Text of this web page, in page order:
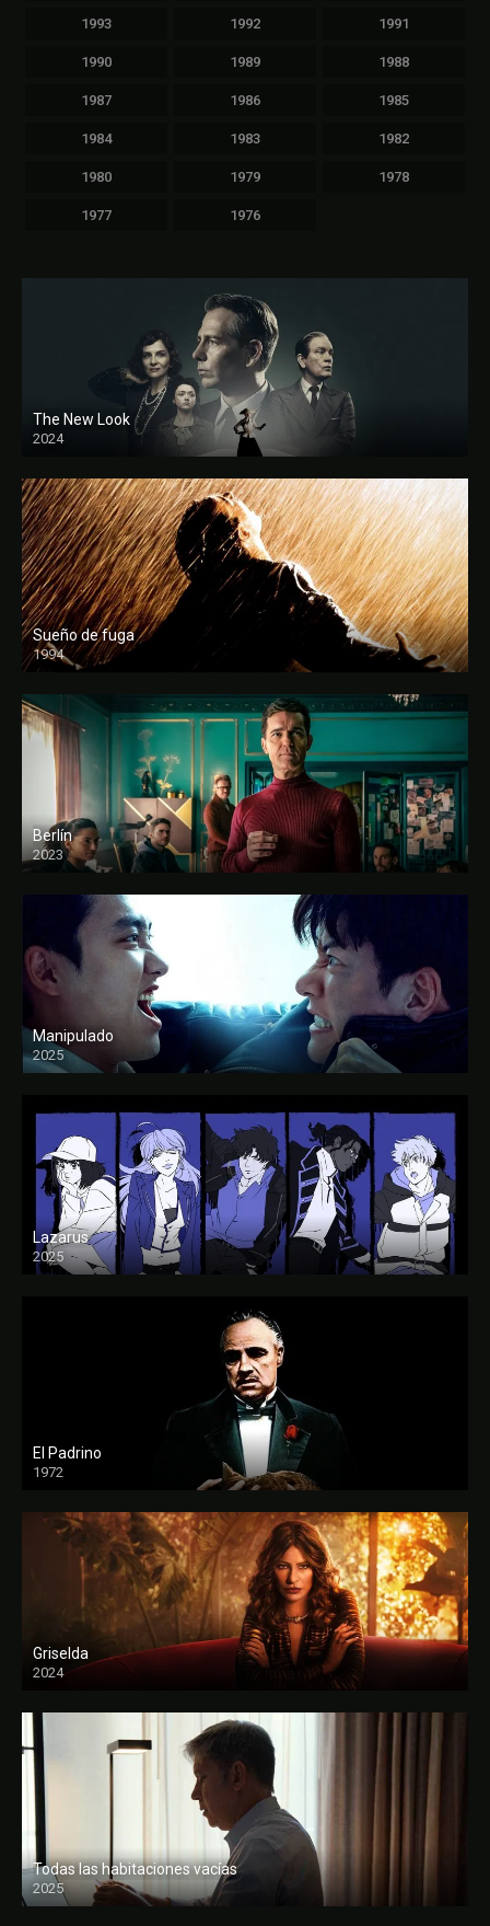
1993 1992 1991
1990 1989 1988
1987 1986 1985
1984 1983 1982
1980 1979 1978
1977 1976
The New Look
2024
Sueño de fuga
1994
FULL HD
Berlín
2023
Manipulado
2025
Lazarus
2025
El Padrino
1972
FULL HD
Griselda
2024
Todas las habitaciones vacías
2025
FULL HD